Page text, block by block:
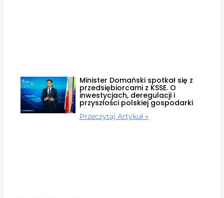
Minister Domański spotkał się z
przedsiębiorcami z KSSE. O
inwestycjach, deregulacji i
przyszłości polskiej gospodarki
Przeczytaj Artykuł »